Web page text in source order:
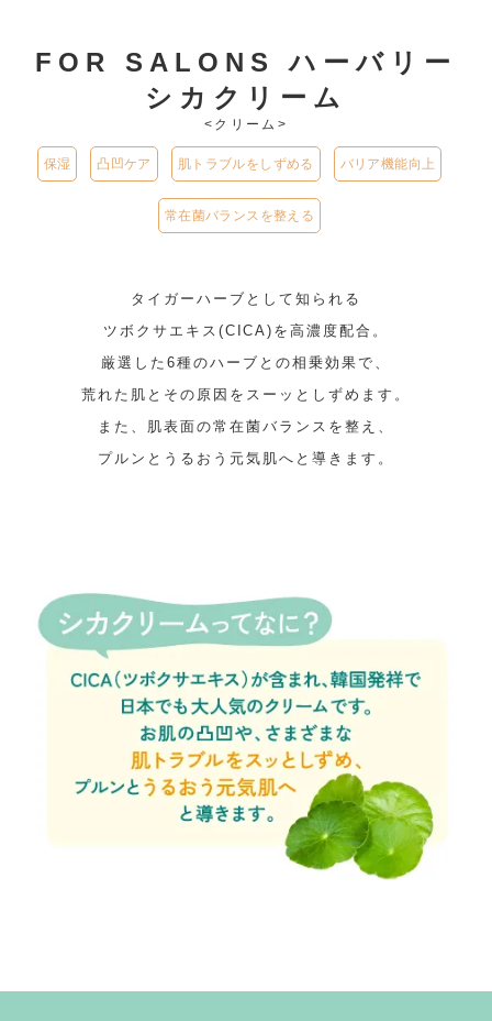
FOR SALONS ハーバリー
シカクリーム
<クリーム>
保湿 凸凹ケア 肌トラブルをしずめる
常在菌バランスを整える
バリア機能向上
タイガーハーブとして知られる
ツボクサエキス(CICA)を高濃度配合。
厳選した6種のハーブとの相乗効果で、
荒れた肌とその原因をスーッとしずめます。
また、肌表面の常在菌バランスを整え、
プルンとうるおう元気肌へと導きます。